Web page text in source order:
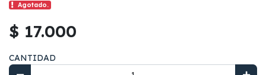
Agotado.
$ 17.000
CANTIDAD